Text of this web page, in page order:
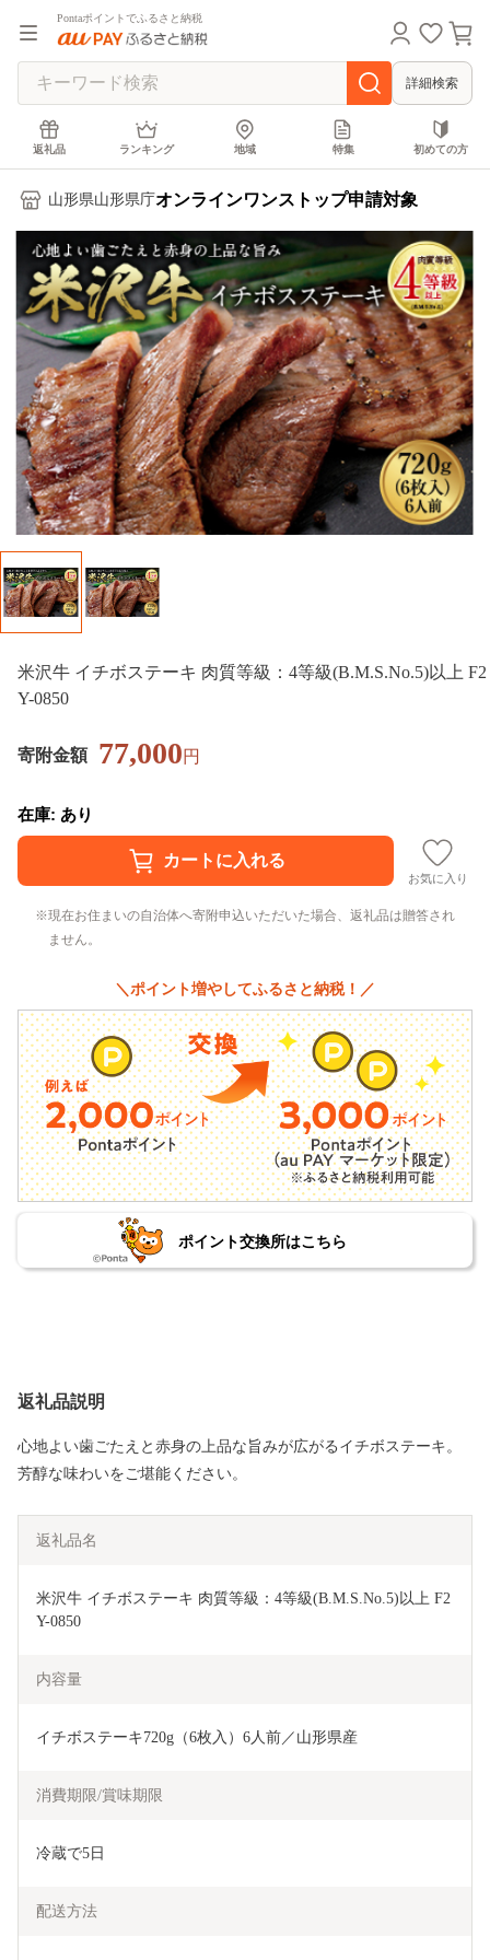
Pontaポイントでふるさと納税
詳細検索
返礼品 ランキング 地域 特集 初めての方
山形県山形県庁オンラインワンストップ申請対象
米沢牛 イチボステーキ 肉質等級：4等級(B.M.S.No.5)以上 F2
Y-0850
寄附金額 77,000円
在庫: あり
お気に入り
現在お住まいの自治体へ寄附申込いただいた場合、返礼品は贈答され
ません。
＼ポイント増やしてふるさと納税！／
ポイント交換所はこちら
返礼品説明
心地よい歯ごたえと赤身の上品な旨みが広がるイチボステーキ。
芳醇な味わいをご堪能ください。
返礼品名
米沢牛 イチボステーキ 肉質等級：4等級(B.M.S.No.5)以上 F2
Y-0850
内容量
イチボステーキ720g（6枚入）6人前／山形県産
消費期限/賞味期限
冷蔵で5日
配送方法